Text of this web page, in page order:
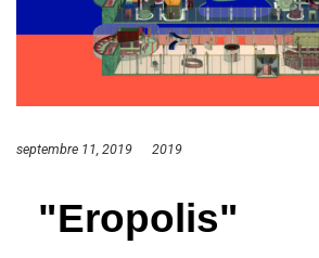
septembre 11, 2019 2019
"Eropolis"